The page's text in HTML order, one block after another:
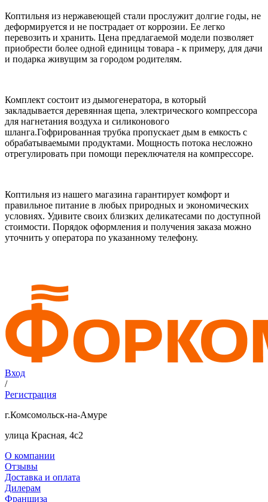
Коптильня из нержавеющей стали прослужит долгие годы, не
деформируется и не пострадает от коррозии. Ее легко
перевозить и хранить. Цена предлагаемой модели позволяет
приобрести более одной единицы товара - к примеру, для дачи
и подарка живущим за городом родителям.
Комплект состоит из дымогенератора, в который
закладывается деревянная щепа, электрического компрессора
для нагнетания воздуха и силиконового
шланга.Гофрированная трубка пропускает дым в емкость с
обрабатываемыми продуктами. Мощность потока несложно
отрегулировать при помощи переключателя на компрессоре.
Коптильня из нашего магазина гарантирует комфорт и
правильное питание в любых природных и экономических
условиях. Удивите своих близких деликатесами по доступной
стоимости. Порядок оформления и получения заказа можно
уточнить у оператора по указанному телефону.
Вход
/
Регистрация
г.Комсомольск-на-Амуре
улица Красная, 4с2
О компании
Отзывы
Доставка и оплата
Дилерам
Франшиза